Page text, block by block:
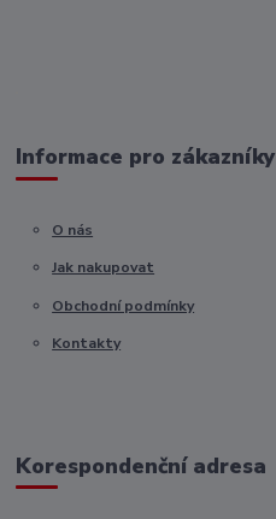
Informace pro zákazníky
O nás
Jak nakupovat
Obchodní podmínky
Kontakty
Korespondenční adresa